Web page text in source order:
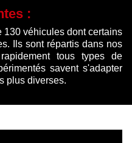
:
130 véhicules dont certains
Ils sont répartis dans nos
tous types de
savent s'adapter
plus diverses.